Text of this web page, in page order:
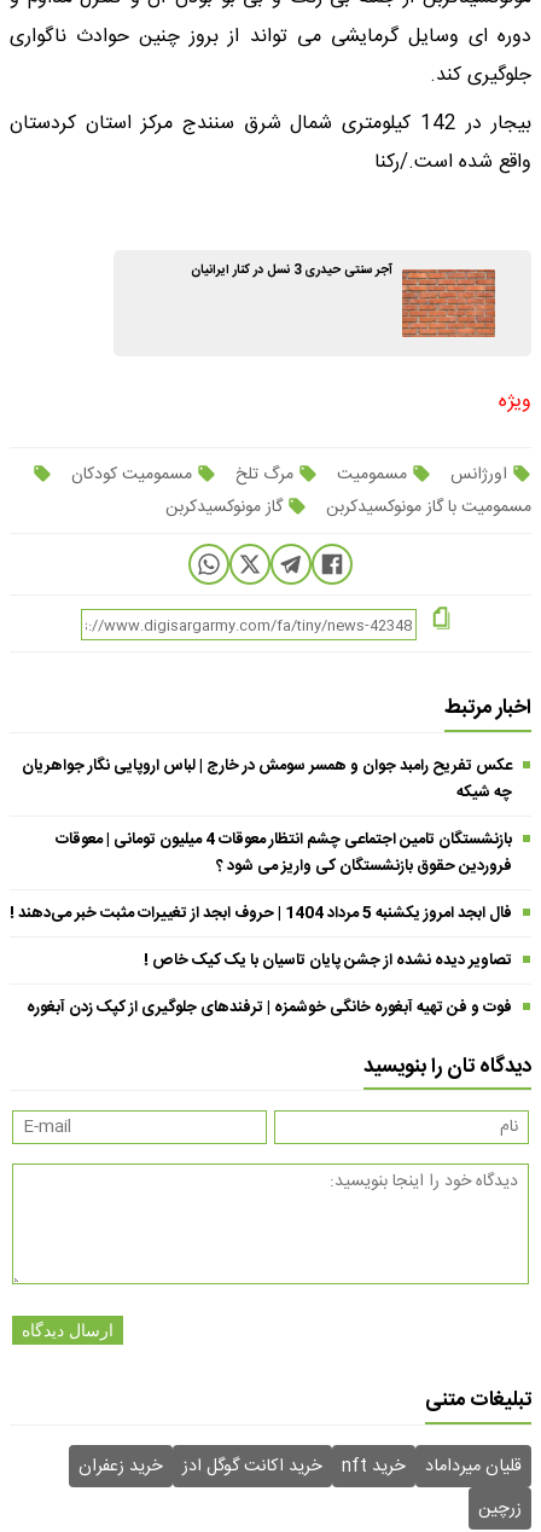
دوره ای وسایل گرمایشی می تواند از بروز چنین حوادث ناگواری
جلوگیری کند.
بیجار در 142 کیلومتری شمال شرق سنندج مرکز استان کردستان
واقع شده است./رکنا
آجر سنتی حیدری 3 نسل در کنار ایرانیان
ویژه
اورژانس مسمومیت مرگ تلخ
مسمومیت کودکان
مسمومیت با گاز مونوکسیدکربن
گاز مونوکسیدکربن
اخبار مرتبط
عکس تفریح رامبد جوان و همسر سومش در خارج | لباس اروپایی نگار جواهریان
چه شیکه
بازنشستگان تامین اجتماعی چشم انتظار معوقات 4 میلیون تومانی | معوقات
فروردین حقوق بازنشستگان کی واریز می شود ؟
فال ابجد امروز یکشنبه 5 مرداد 1404 | حروف ابجد از تغییرات مثبت خبر می‌دهند !
تصاویر دیده نشده از جشن پایان تاسیان با یک کیک خاص !
فوت و فن تهیه آبغوره خانگی خوشمزه | ترفندهای جلوگیری از کپک زدن آبغوره
دیدگاه تان را بنویسید
ارسال دیدگاه
تبلیغات متنی
قلیان میرداماد خرید nft خرید اکانت گوگل ادز
خرید زعفران
زرچین